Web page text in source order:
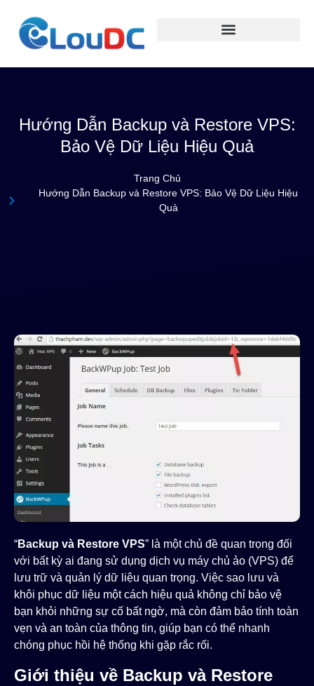
Hướng Dẫn Backup và Restore VPS:
Bảo Vệ Dữ Liệu Hiệu Quả
Trang Chủ
Hướng Dẫn Backup và Restore VPS: Bảo Vệ Dữ Liệu Hiệu
Quả
“Backup và Restore VPS” là một chủ đề quan trọng đối
với bất kỳ ai đang sử dụng dịch vụ máy chủ ảo (VPS) để
lưu trữ và quản lý dữ liệu quan trọng. Việc sao lưu và
khôi phục dữ liệu một cách hiệu quả không chỉ bảo vệ
bạn khỏi những sự cố bất ngờ, mà còn đảm bảo tính toàn
vẹn và an toàn của thông tin, giúp bạn có thể nhanh
chóng phục hồi hệ thống khi gặp rắc rối.
Giới thiệu về Backup và Restore